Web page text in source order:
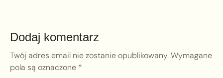
Dodaj komentarz
Twój adres email nie zostanie opublikowany.Wymagane
pola są oznaczone *